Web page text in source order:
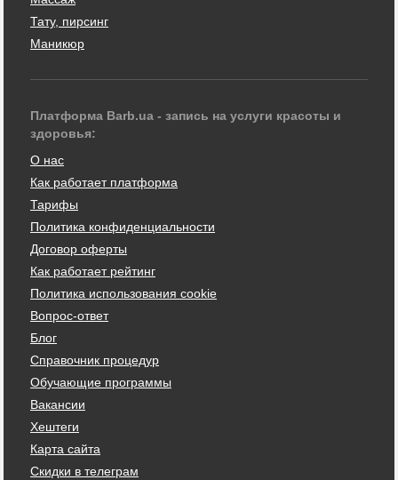
Тату, пирсинг
Маникюр
Платформа Barb.ua - запись на услуги красоты и
здоровья:
О нас
Как работает платформа
Тарифы
Политика конфиденциальности
Договор оферты
Как работает рейтинг
Политика использования cookie
Вопрос-ответ
Блог
Справочник процедур
Обучающие программы
Вакансии
Хештеги
Карта сайта
Скидки в телеграм